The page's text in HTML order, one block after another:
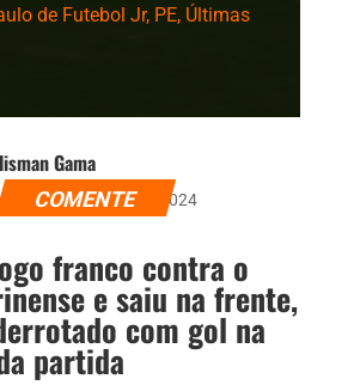
de Futebol Jr, PE, Últimas
Gama
dia 3 de janeiro de 2024
COMENTE
franco contra o
e saiu na frente,
com gol na
partida